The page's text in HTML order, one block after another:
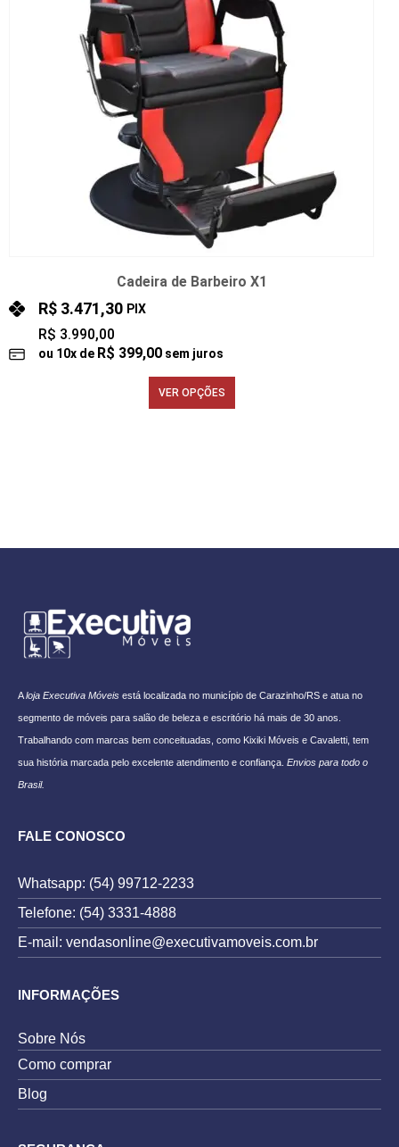
Cadeira de Barbeiro X1
R$ 3.471,30 PIX
R$ 3.990,00
ou 10x de R$ 399,00 sem juros
VER OPÇÕES
Aloja Executiva Móveis está localizada no município de Carazinho/RS e atua no
segmento de móveis para salão de beleza e escritório há mais de 30 anos.
Trabalhando com marcas bem conceituadas, como Kixiki Móveis e Cavaletti, tem
sua história marcada pelo excelente atendimento e confiança. Envios para todo o
Brasil.
FALE CONOSCO
Whatsapp: (54) 99712-2233
Telefone: (54) 3331-4888
E-mail: vendasonline@executivamoveis.com.br
INFORMAÇÕES
Sobre Nós
Como comprar
Blog